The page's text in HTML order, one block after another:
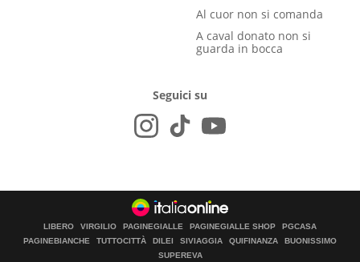
Al cuor non si comanda
A caval donato non si
guarda in bocca
Seguici su
LIBERO VIRGILIO PAGINEGIALLE PAGINEGIALLE SHOP
PGCASA
PAGINEBIANCHE
TUTTOCITTÀ DILEI SIVIAGGIA QUIFINANZA
BUONISSIMO
SUPEREVA